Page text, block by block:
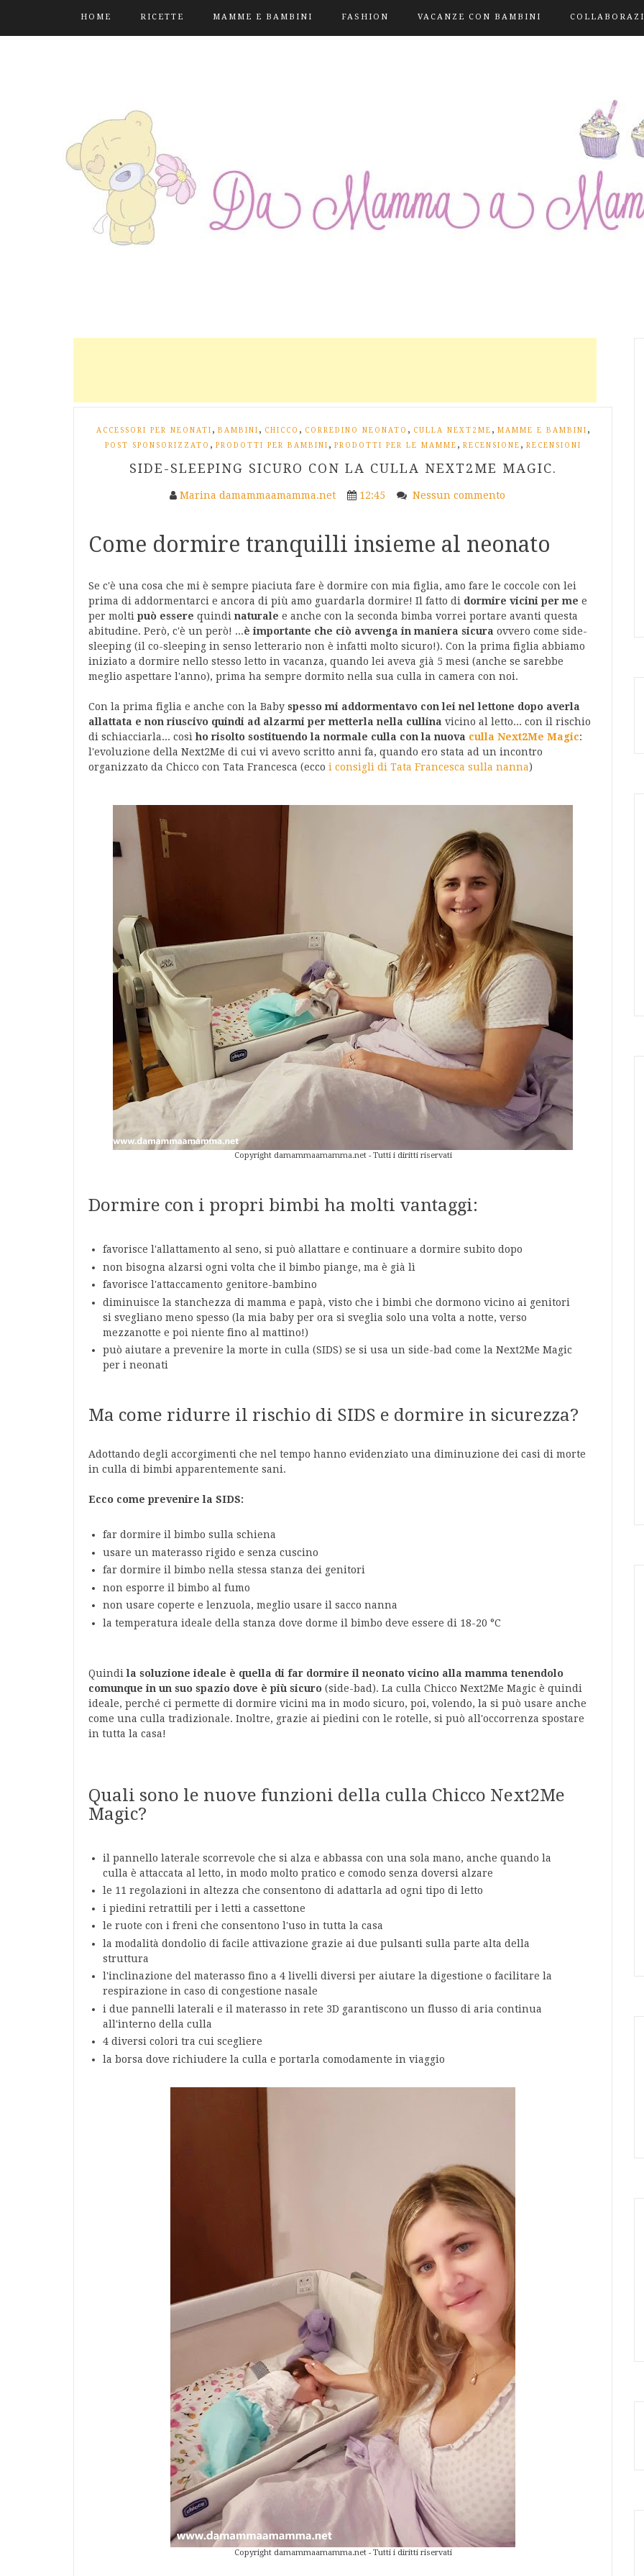
HOME RICETTE MAMME E BAMBINI FASHION VACANZE CON BAMBINI
ACCESSORI PER NEONATI , BAMBINI , CHICCO , CORREDINO NEONATO , CULLA NEXT2ME , MAMME E BAMBINI ,
POST SPONSORIZZATO , PRODOTTI PER BAMBINI , PRODOTTI PER LE MAMME , RECENSIONE , RECENSIONI
SIDE-SLEEPING SICURO CON LA CULLA NEXT2ME MAGIC.
Marina damammaamamma.net 12:45 Nessun commento
Come dormire tranquilli insieme al neonato
Se c'è una cosa che mi è sempre piaciuta fare è dormire con mia figlia, amo fare le coccole con lei
prima di addormentarci e ancora di più amo guardarla dormire! Il fatto di dormire vicini per me e
per molti può essere quindi naturale e anche con la seconda bimba vorrei portare avanti questa
abitudine. Però, c'è un però! ...è importante che ciò avvenga in maniera sicura ovvero come side-
sleeping (il co-sleeping in senso letterario non è infatti molto sicuro!). Con la prima figlia abbiamo
iniziato a dormire nello stesso letto in vacanza, quando lei aveva già 5 mesi (anche se sarebbe
meglio aspettare l'anno), prima ha sempre dormito nella sua culla in camera con noi.
Con la prima figlia e anche con la Baby spesso mi addormentavo con lei nel lettone dopo averla
allattata e non riuscivo quindi ad alzarmi per metterla nella cullina vicino al letto... con il rischio
di schiacciarla... cosìho risolto sostituendo la normale culla con la nuova culla Next2Me Magic:
l'evoluzione della Next2Me di cui vi avevo scritto anni fa, quando ero stata ad un incontro
organizzato da Chicco con Tata Francesca (ecco i consigli di Tata Francesca sulla nanna)
Copyright damammaamamma.net - Tutti i diritti riservati
Dormire con i propri bimbi ha molti vantaggi:
favorisce l'allattamento al seno, si può allattare e continuare a dormire subito dopo
non bisogna alzarsi ogni volta che il bimbo piange, ma è già lì
favorisce l'attaccamento genitore-bambino
diminuisce la stanchezza di mamma e papà, visto che i bimbi che dormono vicino ai genitori
si svegliano meno spesso (la mia baby per ora si sveglia solo una volta a notte, verso
mezzanotte e poi niente fino al mattino!)
può aiutare a prevenire la morte in culla (SIDS) se si usa un side-bad come la Next2Me Magic
per i neonati
Ma come ridurre il rischio di SIDS e dormire in sicurezza?
Adottando degli accorgimenti che nel tempo hanno evidenziato una diminuzione dei casi di morte
in culla di bimbi apparentemente sani.
Ecco come prevenire la SIDS:
far dormire il bimbo sulla schiena
usare un materasso rigido e senza cuscino
far dormire il bimbo nella stessa stanza dei genitori
non esporre il bimbo al fumo
non usare coperte e lenzuola, meglio usare il sacco nanna
la temperatura ideale della stanza dove dorme il bimbo deve essere di 18-20 °C
Quindila soluzione ideale è quella di far dormire il neonato vicino alla mamma tenendolo
comunque in un suo spazio dove è più sicuro (side-bad). La culla Chicco Next2Me Magic è quindi
ideale, perché ci permette di dormire vicini ma in modo sicuro, poi, volendo, la si può usare anche
come una culla tradizionale. Inoltre, grazie ai piedini con le rotelle, si può all'occorrenza spostare
in tutta la casa!
Quali sono le nuove funzioni della culla Chicco Next2Me
Magic?
il pannello laterale scorrevole che si alza e abbassa con una sola mano, anche quando la
culla è attaccata al letto, in modo molto pratico e comodo senza doversi alzare
le 11 regolazioni in altezza che consentono di adattarla ad ogni tipo di letto
i piedini retrattili per i letti a cassettone
le ruote con i freni che consentono l'uso in tutta la casa
la modalità dondolio di facile attivazione grazie ai due pulsanti sulla parte alta della
struttura
l'inclinazione del materasso fino a 4 livelli diversi per aiutare la digestione o facilitare la
respirazione in caso di congestione nasale
i due pannelli laterali e il materasso in rete 3D garantiscono un flusso di aria continua
all'interno della culla
4 diversi colori tra cui scegliere
la borsa dove richiudere la culla e portarla comodamente in viaggio
Copyright damammaamamma.net - Tutti i diritti riservati